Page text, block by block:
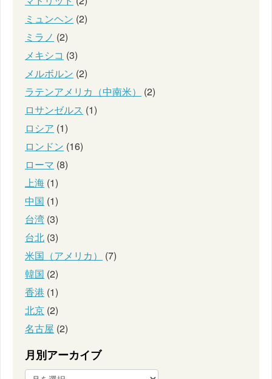
ミュンヘン (2)
ミラノ (2)
メキシコ (3)
メルボルン (2)
ラテンアメリカ（中南米）
(2)
ロサンゼルス (1)
ロシア (1)
ロンドン (16)
ローマ (8)
上海 (1)
中国 (1)
台湾 (3)
台北 (3)
米国（アメリカ）
(7)
韓国 (2)
香港 (1)
北京 (2)
名古屋 (2)
月別アーカイブ